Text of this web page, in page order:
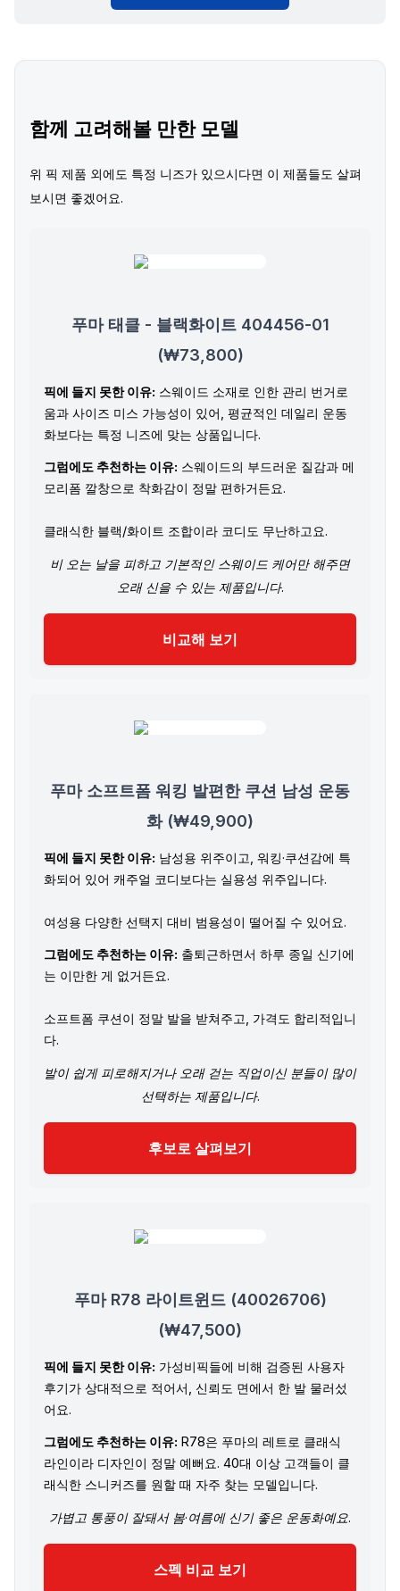
함께 고려해볼 만한 모델
위 픽 제품 외에도 특정 니즈가 있으시다면 이 제품들도 살펴
보시면 좋겠어요.
푸마 태클 - 블랙화이트 404456-01
(₩73,800)
픽에 들지 못한 이유: 스웨이드 소재로 인한 관리 번거로
움과 사이즈 미스 가능성이 있어, 평균적인 데일리 운동
화보다는 특정 니즈에 맞는 상품입니다.
그럼에도 추천하는 이유: 스웨이드의 부드러운 질감과 메
모리폼 깔창으로 착화감이 정말 편하거든요.
클래식한 블랙/화이트 조합이라 코디도 무난하고요.
비 오는 날을 피하고 기본적인 스웨이드 케어만 해주면
오래 신을 수 있는 제품입니다.
비교해 보기
푸마 소프트폼 워킹 발편한 쿠션 남성 운동
화 (₩49,900)
픽에 들지 못한 이유: 남성용 위주이고, 워킹·쿠션감에 특
화되어 있어 캐주얼 코디보다는 실용성 위주입니다.
여성용 다양한 선택지 대비 범용성이 떨어질 수 있어요.
그럼에도 추천하는 이유: 출퇴근하면서 하루 종일 신기에
는 이만한 게 없거든요.
소프트폼 쿠션이 정말 발을 받쳐주고, 가격도 합리적입니
다.
발이 쉽게 피로해지거나 오래 걷는 직업이신 분들이 많이
선택하는 제품입니다.
후보로 살펴보기
푸마 R78 라이트윈드 (40026706)
(₩47,500)
픽에 들지 못한 이유: 가성비픽들에 비해 검증된 사용자
후기가 상대적으로 적어서, 신뢰도 면에서 한 발 물러섰
어요.
그럼에도 추천하는 이유: R78은 푸마의 레트로 클래식
라인이라 디자인이 정말 예뻐요. 40대 이상 고객들이 클
래식한 스니커즈를 원할 때 자주 찾는 모델입니다.
가볍고 통풍이 잘돼서 봄·여름에 신기 좋은 운동화예요.
스펙 비교 보기